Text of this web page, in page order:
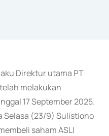
Direktur utama PT
melakukan
17 September 2025.
Selasa (23/9) Sulistiono
saham ASLI